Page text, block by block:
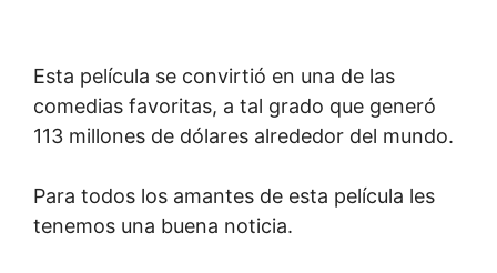
Esta película se convirtió en una de las
comedias favoritas, a tal grado que generó
113 millones de dólares alrededor del mundo.
Para todos los amantes de esta película les
tenemos una buena noticia.